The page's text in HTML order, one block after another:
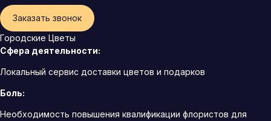
Заказать звонок
Городские Цветы
Сфера деятельности:
Локальный сервис доставки цветов и подарков
Боль:
Необходимость повышения квалификации флористов для